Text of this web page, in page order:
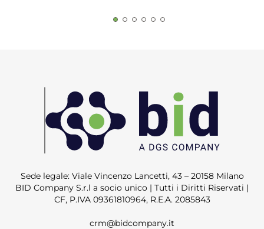
Sede legale: Viale Vincenzo Lancetti, 43 – 20158 Milano
BID Company S.r.l a socio unico | Tutti i Diritti Riservati |
CF, P.IVA 09361810964, R.E.A. 2085843
crm@bidcompany.it